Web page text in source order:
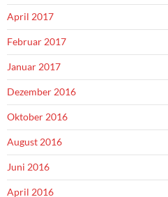
April 2017
Februar 2017
Januar 2017
Dezember 2016
Oktober 2016
August 2016
Juni 2016
April 2016